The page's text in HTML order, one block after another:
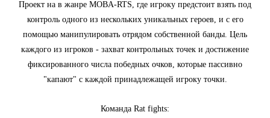
Проект на в жанре MOBA-RTS, где игроку предстоит взять под
контроль одного из нескольких уникальных героев, и с его
помощью манипулировать отрядом собственной банды. Цель
каждого из игроков - захват контрольных точек и достижение
фиксированного числа победных очков, которые пассивно
"капают" с каждой принадлежащей игроку точки.
Команда Rat fights: